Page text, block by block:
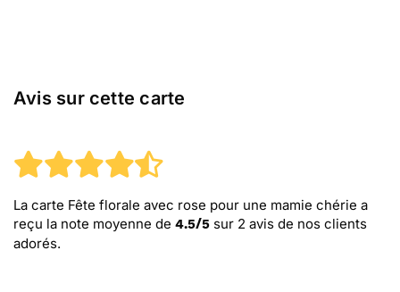
Avis sur cette carte
La carte Fête florale avec rose pour une mamie chérie a
reçu la note moyenne de 4.5/5 sur 2 avis de nos clients
adorés.